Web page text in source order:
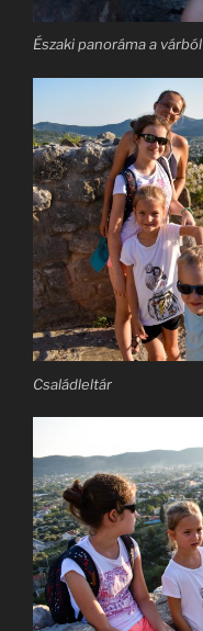
Északi panoráma a várból
Családleltár